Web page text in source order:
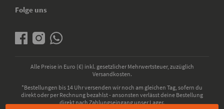
Folge uns
Alle Preise in Euro (€) inkl. gesetzlicher Mehrwertsteuer, zuzüglich
Versandkosten.
*Bestellungen bis 14 Uhr versenden wir noch am gleichen Tag, sofern du
direkt oder per Rechnung bezahlst - ansonsten verlässt deine Bestellung
direkt nach Zahlungseingang unser Lager.